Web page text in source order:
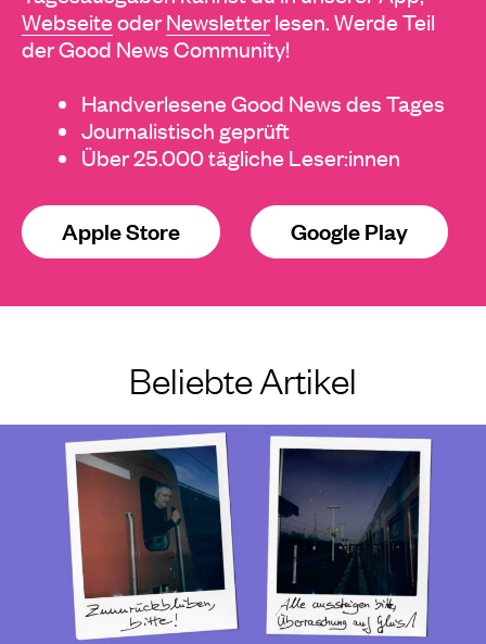
WebseiteoderNewsletterlesen. Werde Teil
der Good News Community!
Handverlesene Good News des Tages
Journalistisch geprüft
Über 25.000 tägliche Leser:innen
Apple Store Google Play
Beliebte Artikel